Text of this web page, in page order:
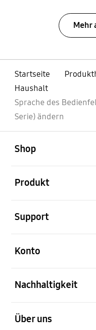
Mehr
Startseite
Haushalt
Sprache des
Serie) ändern
Shop
Produkt
Support
Konto
Nachhaltigkeit
Über uns